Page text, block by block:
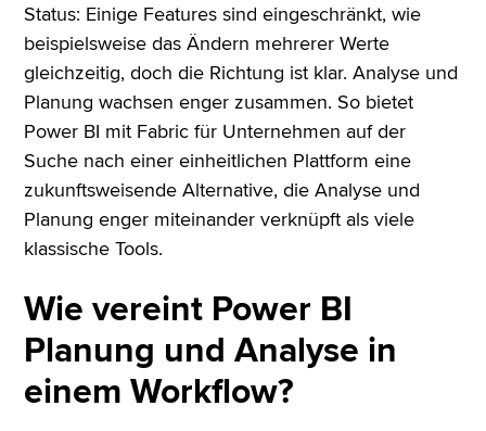
Status: Einige Features sind eingeschränkt, wie
beispielsweise das Ändern mehrerer Werte
gleichzeitig, doch die Richtung ist klar. Analyse und
Planung wachsen enger zusammen. So bietet
Power BI mit Fabric für Unternehmen auf der
Suche nach einer einheitlichen Plattform eine
zukunftsweisende Alternative, die Analyse und
Planung enger miteinander verknüpft als viele
klassische Tools.
Wie vereint Power BI
Planung und Analyse in
einem Workflow?